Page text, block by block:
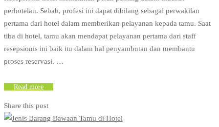
perhotelan. Sebab, profesi ini dapat dibilang sebagai perwakilan
pertama dari hotel dalam memberikan pelayanan kepada tamu. Saat
tiba di hotel, tamu akan mendapat pelayanan pertama dari staff
resepsionis ini baik itu dalam hal penyambutan dan membantu
proses reservasi. …
Read more
Share this post